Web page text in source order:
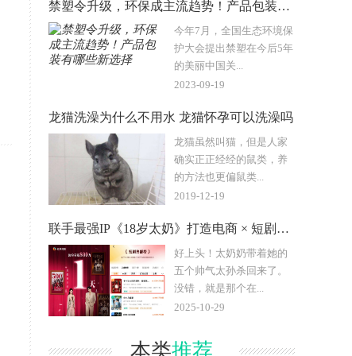
禁塑令升级，环保成主流趋势！产品包装有哪些新选择
今年7月，全国生态环境保
护大会提出禁塑在今后5年
的美丽中国关...
2023-09-19
龙猫洗澡为什么不用水 龙猫怀孕可以洗澡吗
龙猫虽然叫猫，但是人家
确实正正经经的鼠类，养
的方法也更偏鼠类...
2019-12-19
联手最强IP《18岁太奶》打造电商 × 短剧新模式，抖音双1
好上头！太奶奶带着她的
五个帅气太孙杀回来了。
没错，就是那个在...
2025-10-29
本类推荐